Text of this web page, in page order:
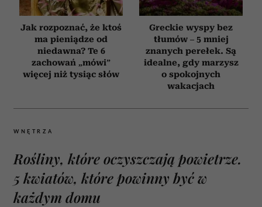
Jak rozpoznać, że ktoś
ma pieniądze od
niedawna? Te 6
zachowań „mówi”
więcej niż tysiąc słów
Greckie wyspy bez
tłumów – 5 mniej
znanych perełek. Są
idealne, gdy marzysz
o spokojnych
wakacjach
WNĘTRZA
Rośliny, które oczyszczają powietrze.
5 kwiatów, które powinny być w
każdym domu